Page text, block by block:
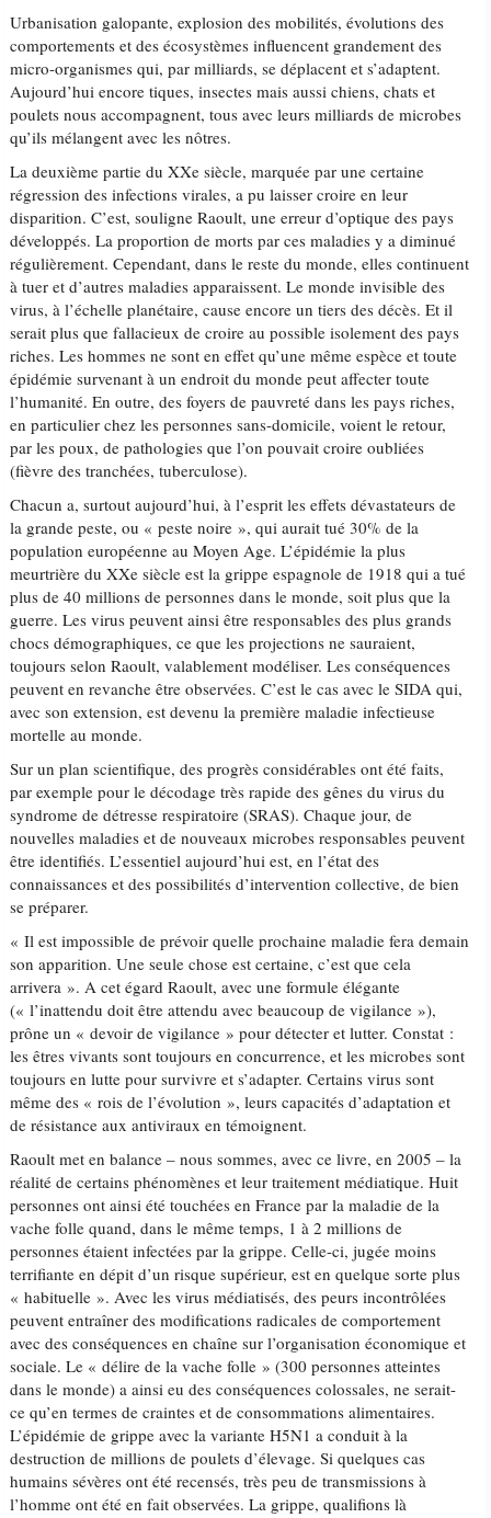
Urbanisation galopante, explosion des mobilités, évolutions des
comportements et des écosystèmes influencent grandement des
micro-organismes qui, par milliards, se déplacent et s’adaptent.
Aujourd’hui encore tiques, insectes mais aussi chiens, chats et
poulets nous accompagnent, tous avec leurs milliards de microbes
qu’ils mélangent avec les nôtres.
La deuxième partie du XXe siècle, marquée par une certaine
régression des infections virales, a pu laisser croire en leur
disparition. C’est, souligne Raoult, une erreur d’optique des pays
développés. La proportion de morts par ces maladies y a diminué
régulièrement. Cependant, dans le reste du monde, elles continuent
à tuer et d’autres maladies apparaissent. Le monde invisible des
virus, à l’échelle planétaire, cause encore un tiers des décès. Et il
serait plus que fallacieux de croire au possible isolement des pays
riches. Les hommes ne sont en effet qu’une même espèce et toute
épidémie survenant à un endroit du monde peut affecter toute
l’humanité. En outre, des foyers de pauvreté dans les pays riches,
en particulier chez les personnes sans-domicile, voient le retour,
par les poux, de pathologies que l’on pouvait croire oubliées
(fièvre des tranchées, tuberculose).
Chacun a, surtout aujourd’hui, à l’esprit les effets dévastateurs de
la grande peste, ou « peste noire », qui aurait tué 30% de la
population européenne au Moyen Age. L’épidémie la plus
meurtrière du XXe siècle est la grippe espagnole de 1918 qui a tué
plus de 40 millions de personnes dans le monde, soit plus que la
guerre. Les virus peuvent ainsi être responsables des plus grands
chocs démographiques, ce que les projections ne sauraient,
toujours selon Raoult, valablement modéliser. Les conséquences
peuvent en revanche être observées. C’est le cas avec le SIDA qui,
avec son extension, est devenu la première maladie infectieuse
mortelle au monde.
Sur un plan scientifique, des progrès considérables ont été faits,
par exemple pour le décodage très rapide des gênes du virus du
syndrome de détresse respiratoire (SRAS). Chaque jour, de
nouvelles maladies et de nouveaux microbes responsables peuvent
être identifiés. L’essentiel aujourd’hui est, en l’état des
connaissances et des possibilités d’intervention collective, de bien
se préparer.
« Il est impossible de prévoir quelle prochaine maladie fera demain
son apparition. Une seule chose est certaine, c’est que cela
arrivera ». A cet égard Raoult, avec une formule élégante
(« l’inattendu doit être attendu avec beaucoup de vigilance »),
prône un « devoir de vigilance » pour détecter et lutter. Constat :
les êtres vivants sont toujours en concurrence, et les microbes sont
toujours en lutte pour survivre et s’adapter. Certains virus sont
même des « rois de l’évolution », leurs capacités d’adaptation et
de résistance aux antiviraux en témoignent.
Raoult met en balance – nous sommes, avec ce livre, en 2005 – la
réalité de certains phénomènes et leur traitement médiatique. Huit
personnes ont ainsi été touchées en France par la maladie de la
vache folle quand, dans le même temps, 1 à 2 millions de
personnes étaient infectées par la grippe. Celle-ci, jugée moins
terrifiante en dépit d’un risque supérieur, est en quelque sorte plus
« habituelle ». Avec les virus médiatisés, des peurs incontrôlées
peuvent entraîner des modifications radicales de comportement
avec des conséquences en chaîne sur l’organisation économique et
sociale. Le « délire de la vache folle » (300 personnes atteintes
dans le monde) a ainsi eu des conséquences colossales, ne serait-
ce qu’en termes de craintes et de consommations alimentaires.
L’épidémie de grippe avec la variante H5N1 a conduit à la
destruction de millions de poulets d’élevage. Si quelques cas
humains sévères ont été recensés, très peu de transmissions à
l’homme ont été en fait observées. La grippe, qualifions là